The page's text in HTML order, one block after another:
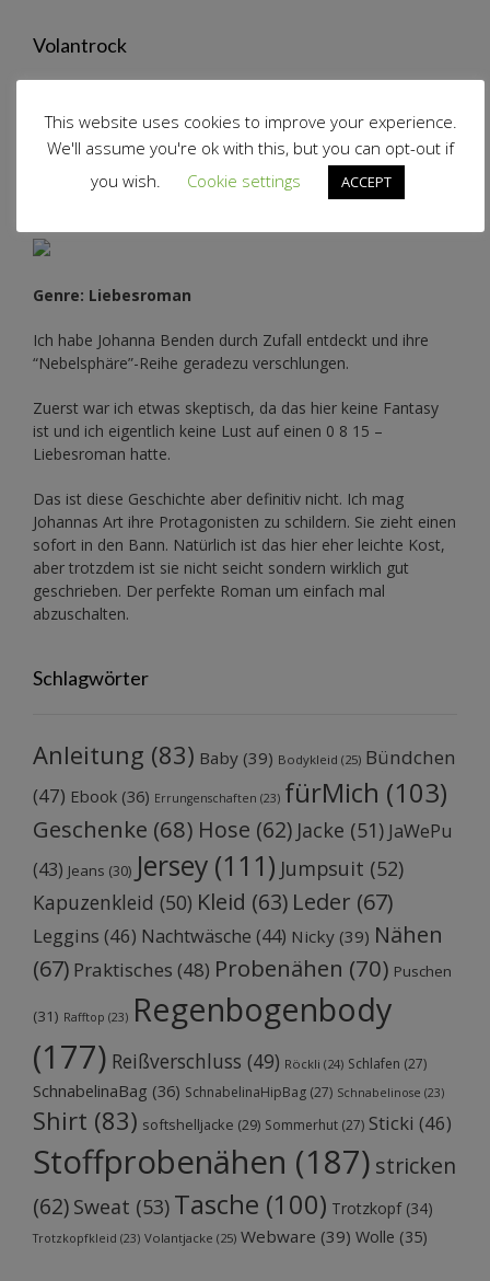
Volantrock
Auf meinem Ebookreader…
Genre: Liebesroman
Ich habe Johanna Benden durch Zufall entdeckt und ihre
“Nebelsphäre”-Reihe geradezu verschlungen.
Zuerst war ich etwas skeptisch, da das hier keine Fantasy
ist und ich eigentlich keine Lust auf einen 0 8 15 –
Liebesroman hatte.
Das ist diese Geschichte aber definitiv nicht. Ich mag
Johannas Art ihre Protagonisten zu schildern. Sie zieht einen
sofort in den Bann. Natürlich ist das hier eher leichte Kost,
aber trotzdem ist sie nicht seicht sondern wirklich gut
geschrieben. Der perfekte Roman um einfach mal
abzuschalten.
Schlagwörter
Anleitung (83) Baby (39) Bodykleid (25) Bündchen
(47) Ebook (36) Errungenschaften (23) fürMich (103)
Geschenke (68) Hose (62) Jacke (51) JaWePu
(43) Jeans (30) Jersey (111) Jumpsuit (52)
Kapuzenkleid (50) Kleid (63) Leder (67)
Leggins (46) Nachtwäsche (44) Nicky (39) Nähen
(67) Praktisches (48) Probenähen (70) Puschen
(31) Rafftop (23) Regenbogenbody
(177) Reißverschluss (49) Röckli (24) Schlafen (27)
SchnabelinaBag (36) SchnabelinaHipBag (27) Schnabelinose (23)
Shirt (83) softshelljacke (29) Sommerhut (27) Sticki (46)
Stoffprobenähen (187) stricken
(62) Sweat (53) Tasche (100) Trotzkopf(34)
Trotzkopfkleid (23) Volantjacke (25) Webware (39) Wolle (35)
This website uses cookies to improve your experience.
We'll assume you're ok with this, but you can opt-out if
you wish.
Cookie settings ACCEPT